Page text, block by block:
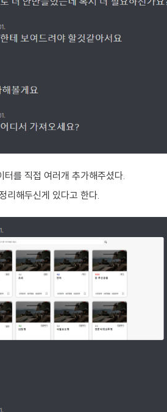
를 직접 여러개 추가해주셨다.
리해두신게 있다고 한다.